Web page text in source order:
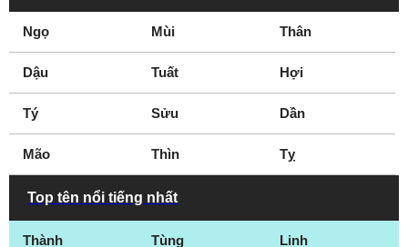
Ngọ Mùi Thân
Dậu Tuất Hợi
Tý Sửu Dần
Mão Thìn Tỵ
Top tên nổi tiếng nhất
Thành Tùng Linh